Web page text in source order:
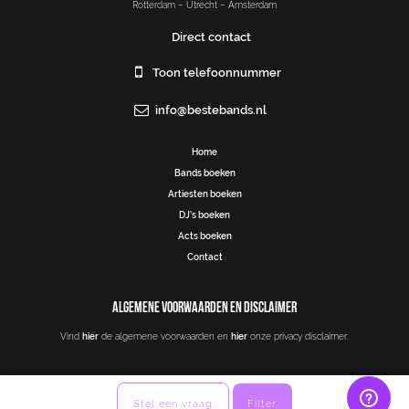
Stel een vraag Filter
Rotterdam – Utrecht – Amsterdam
Direct contact
Toon telefoonnummer
info@bestebands.nl
Home
Bands boeken
Artiesten boeken
DJ’s boeken
Acts boeken
Contact
ALGEMENE VOORWAARDEN EN DISCLAIMER
Vind hier de algemene voorwaarden en hier onze privacy disclaimer.